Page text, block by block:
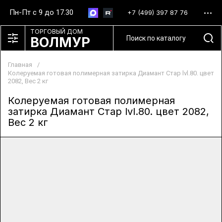
Пн-Пт с 9 до 17.30 +7 (499) 397 87 76
ТОРГОВЫЙ ДОМ
ВОЛМУР
Главная
/
Колеруемая готовая полимерная затирка Диамант Стар lvl.80. цвет
2082, Вес 2 кг
Колеруемая готовая полимерная
затирка Диамант Стар lvl.80. цвет 2082,
Вес 2 кг